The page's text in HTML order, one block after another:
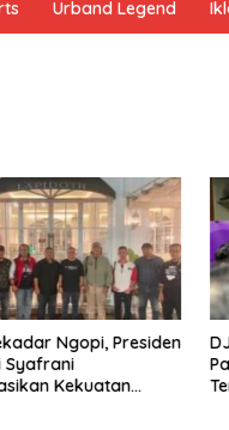
Urband Legend
Ngopi, Presiden
Syafrani
Kekuatan